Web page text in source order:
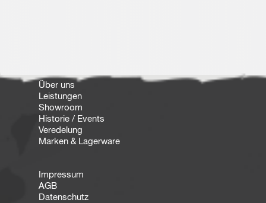
Über uns
Leistungen
Showroom
Historie / Events
Veredelung
Marken & Lagerware
Impressum
AGB
Datenschutz